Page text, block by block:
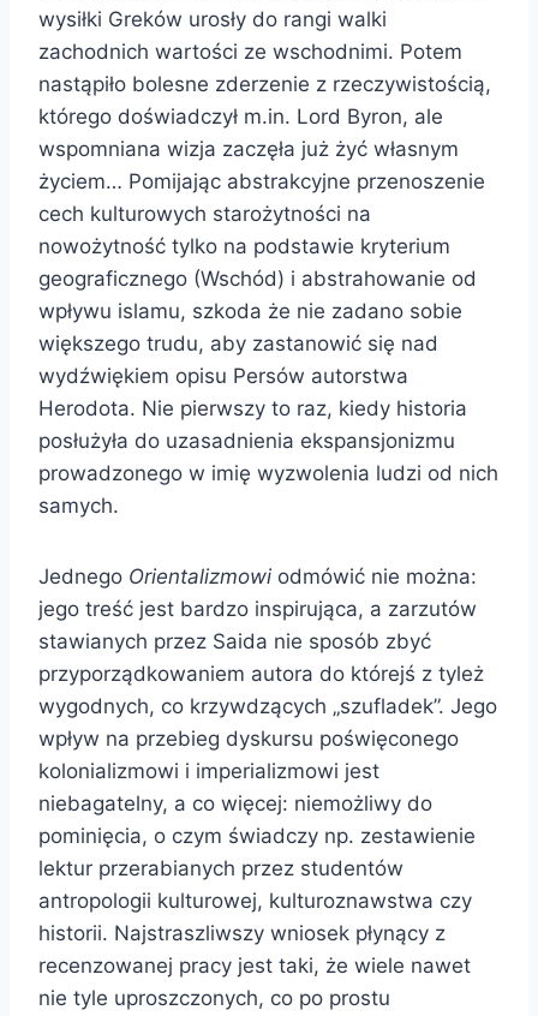
wysiłki Greków urosły do rangi walki
zachodnich wartości ze wschodnimi. Potem
nastąpiło bolesne zderzenie z rzeczywistością,
którego doświadczył m.in. Lord Byron, ale
wspomniana wizja zaczęła już żyć własnym
życiem… Pomijając abstrakcyjne przenoszenie
cech kulturowych starożytności na
nowożytność tylko na podstawie kryterium
geograficznego (Wschód) i abstrahowanie od
wpływu islamu, szkoda że nie zadano sobie
większego trudu, aby zastanowić się nad
wydźwiękiem opisu Persów autorstwa
Herodota. Nie pierwszy to raz, kiedy historia
posłużyła do uzasadnienia ekspansjonizmu
prowadzonego w imię wyzwolenia ludzi od nich
samych.
Jednego Orientalizmowi odmówić nie można:
jego treść jest bardzo inspirująca, a zarzutów
stawianych przez Saida nie sposób zbyć
przyporządkowaniem autora do którejś z tyleż
wygodnych, co krzywdzących „szufladek”. Jego
wpływ na przebieg dyskursu poświęconego
kolonializmowi i imperializmowi jest
niebagatelny, a co więcej: niemożliwy do
pominięcia, o czym świadczy np. zestawienie
lektur przerabianych przez studentów
antropologii kulturowej, kulturoznawstwa czy
historii. Najstraszliwszy wniosek płynący z
recenzowanej pracy jest taki, że wiele nawet
nie tyle uproszczonych, co po prostu